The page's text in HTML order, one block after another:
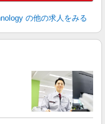
の他の求人をみる